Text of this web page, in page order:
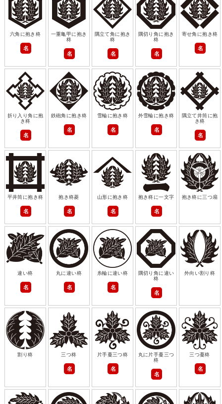
六角に抱き柊
名
一重亀甲に抱き
柊
名
隅立て角に抱き
柊
名
隅切り角に抱き
柊
名
寄せ角に抱き柊
名
折り入り角に抱
き柊
名
鉄砲角に抱き柊
名
雪輪に抱き柊
名
外雪輪に抱き柊
名
隅立て井筒に抱
き柊
名
平井筒に抱き柊
名
抱き柊菱
名
山形に抱き柊
名
抱き柊に一文字
名
抱き柊に三つ扇
違い柊
名
丸に違い柊
名
糸輪に違い柊
名
隅切り角に違い
柊
名
外向い割り柊
割り柊 三つ柊
名
片手蔓三つ柊
名
丸に片手蔓三つ
柊
名
三つ蔓柊
名